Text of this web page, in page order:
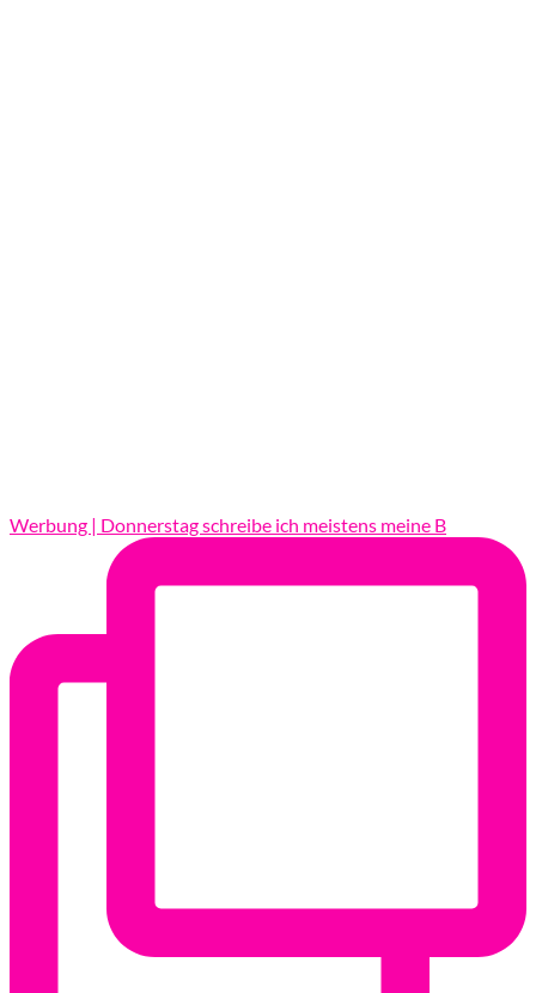
Werbung | Donnerstag schreibe ich meistens meine B